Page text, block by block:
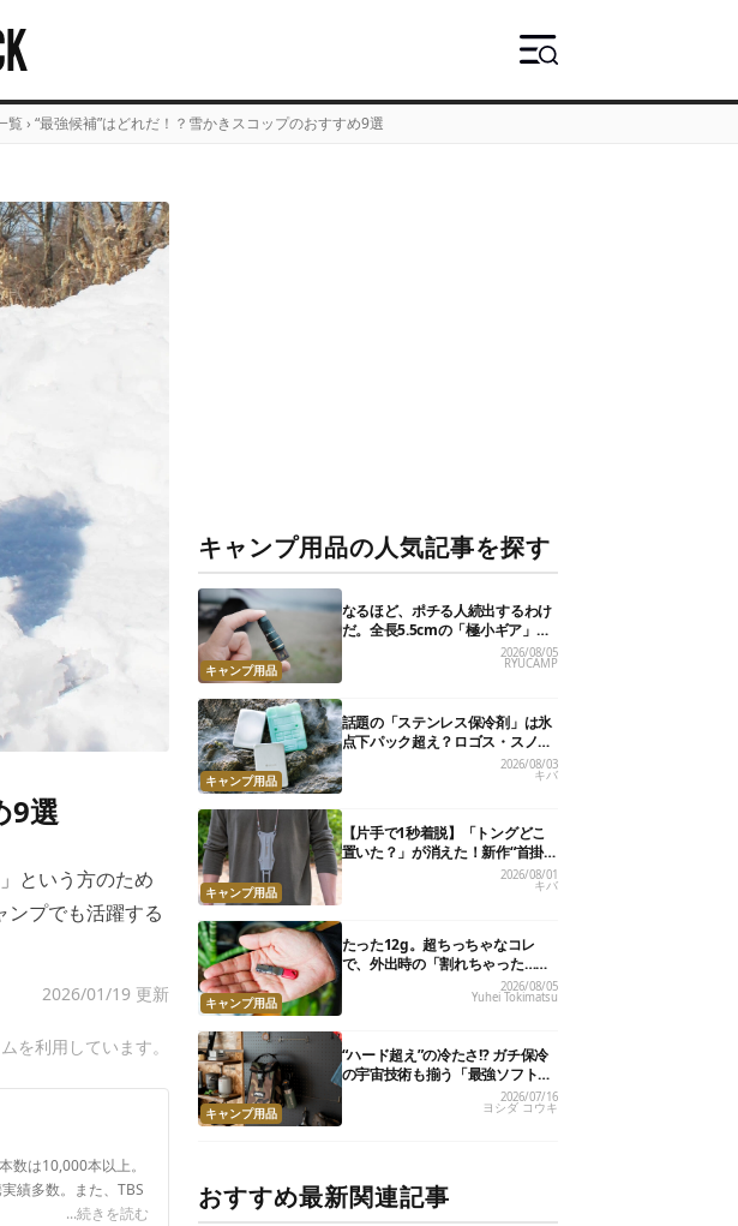
覧 › “最強候補”はどれだ！？雪かきスコップのおすすめ9選
9選
という方のため
プでも活躍する
2026/01/19 更新
を利用しています。
数は10,000本以上。
績多数。また、TBS
...続きを読む
キャンプ用品の人気記事を探す
キャンプ用品
なるほど、ポチる人続出するわけ
だ。全長5.5cmの「極小ギア」を
使って分かったほんとの魅力2026/08/05
RYUCAMP
キャンプ用品
話題の「ステンレス保冷剤」は氷
点下パック超え？ロゴス・スノー
ピーク・爆売れノーブランド品を
比べてみた
2026/08/03
キバ
キャンプ用品
【片手で1秒着脱】「トングどこ
置いた？」が消えた！新作“首掛
けトング”、男心くすぐるギミッ
2026/08/01
キバ
キャンプ用品
たった12g。超ちっちゃなコレ
で、外出時の「割れちゃった…」
2026/08/05
Yuhei Tokimatsu
キャンプ用品
“ハード超え”の冷たさ!? ガチ保冷
の宇宙技術も揃う「最強ソフトク
ーラー」17選
2026/07/16
ヨシダ コウキ
おすすめ最新関連記事